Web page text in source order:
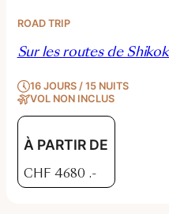
ROAD TRIP
Sur les routes de
16 JOURS / 15 NUITS
VOL NON INCLUS
À PARTIR DE
CHF 4680 .-